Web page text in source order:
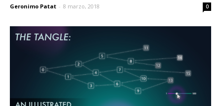
Geronimo Patat - 8 marzo, 2018 0